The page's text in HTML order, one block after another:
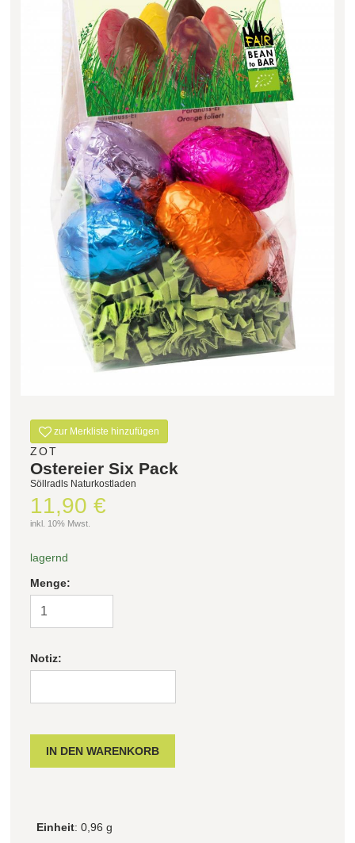
Söllradls Naturkostladen Detail
Stiftsgärtnerei Detail
Weinkellerei Stift
Kremsmünster
Detail
Wildkraut Detail
KATEGORIE
Filter zurücksetzen
zur Merkliste hinzufügen
ZOT
Ostereier Six Pack
Söllradls Naturkostladen
11,90 €
inkl. 10% Mwst.
lagernd
Menge:
Notiz:
Einheit: 0,96 g